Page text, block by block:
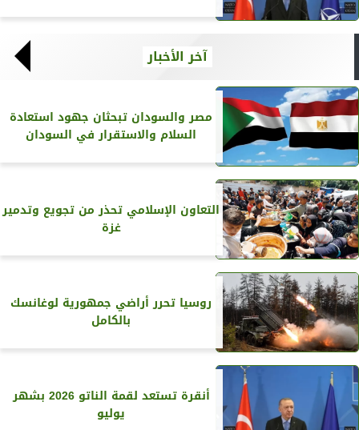
آخر الأخبار
مصر والسودان تبحثان جهود استعادة
السلام والاستقرار في السودان
التعاون الإسلامي تحذر من تجويع وتدمير
غزة
روسيا تحرر أراضي جمهورية لوغانسك
بالكامل
أنقرة تستعد لقمة الناتو 2026 بشهر
يوليو